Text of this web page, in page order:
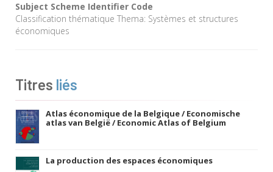
Subject Scheme Identifier Code
Classification thématique Thema: Systèmes et structures
économiques
Titres liés
Atlas économique de la Belgique / Economische
atlas van België / Economic Atlas of Belgium
La production des espaces économiques